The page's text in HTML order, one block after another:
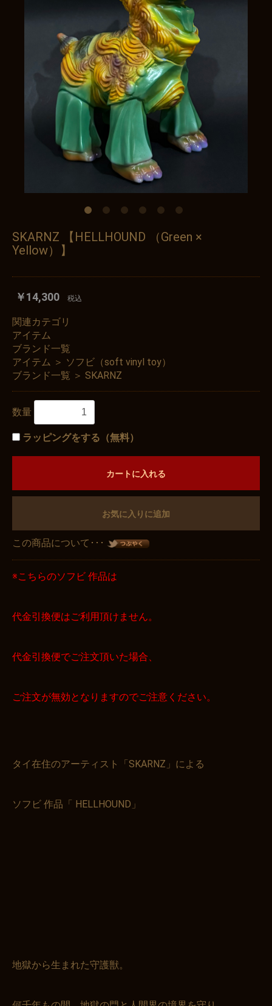
SKARNZ 【HELLHOUND （Green ×
Yellow）】
￥14,300 税込
関連カテゴリ
アイテム
ブランド一覧
アイテム ＞ ソフビ（soft vinyl toy）
ブランド一覧 ＞ SKARNZ
数量
ラッピングをする（無料）
カートに入れる
お気に入りに追加
この商品について･･･
※こちらのソフビ 作品は
代金引換便はご利用頂けません。
代金引換便でご注文頂いた場合、
ご注文が無効となりますのでご注意ください。
タイ在住のアーティスト「SKARNZ」による
ソフビ 作品「 HELLHOUND」
地獄から生まれた守護獣。